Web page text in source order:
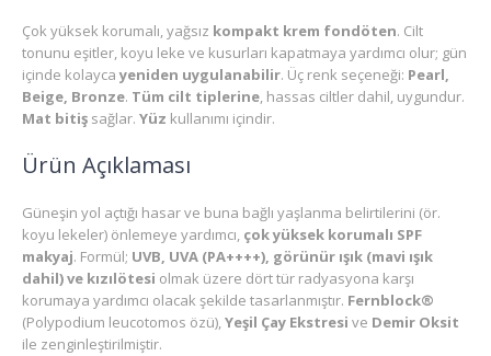
Çok yüksek korumalı, yağsız kompakt krem fondöten. Cilt
tonunu eşitler, koyu leke ve kusurları kapatmaya yardımcı olur; gün
içinde kolaycayeniden uygulanabilir. Üç renk seçeneği: Pearl,
Beige, Bronze. Tüm cilt tiplerine, hassas ciltler dahil, uygundur.
Mat bitiş sağlar.Yüz kullanımı içindir.
Ürün Açıklaması
Güneşin yol açtığı hasar ve buna bağlı yaşlanma belirtilerini (ör.
koyu lekeler) önlemeye yardımcı, çok yüksek korumalı SPF
makyaj. Formül; UVB, UVA (PA++++), görünür ışık (mavi ışık
dahil) ve kızılötesi olmak üzere dört tür radyasyona karşı
korumaya yardımcı olacak şekilde tasarlanmıştır. Fernblock®
(Polypodium leucotomos özü),Yeşil Çay Ekstresi ve Demir Oksit
ile zenginleştirilmiştir.